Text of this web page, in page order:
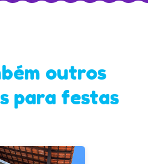
outros
para festas